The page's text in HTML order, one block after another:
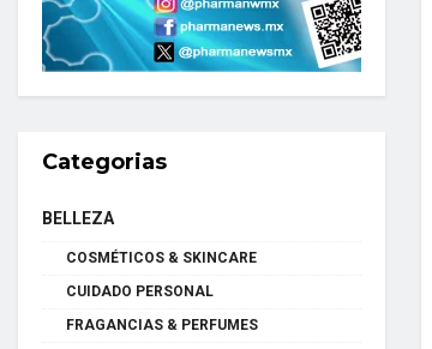
Categorias
BELLEZA
COSMÉTICOS & SKINCARE
CUIDADO PERSONAL
FRAGANCIAS & PERFUMES